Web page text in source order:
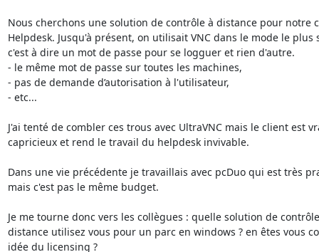
Nous cherchons une solution de contrôle à distance pour notre
Helpdesk. Jusqu'à présent, on utilisait VNC dans le mode le plus
c'est à dire un mot de passe pour se logguer et rien d'autre.
- le même mot de passe sur toutes les machines,
- pas de demande d’autorisation à l'utilisateur,
- etc...
J'ai tenté de combler ces trous avec UltraVNC mais le client est
capricieux et rend le travail du helpdesk invivable.
Dans une vie précédente je travaillais avec pcDuo qui est très
mais c'est pas le même budget.
Je me tourne donc vers les collègues : quelle solution de
distance utilisez vous pour un parc en windows ? en êtes vous
idée du licensing ?